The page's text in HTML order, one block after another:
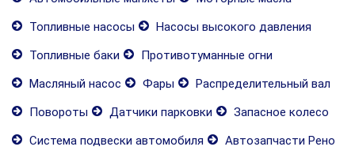
Топливные насосы
Насосы высокого давления
Топливные баки
Противотуманные огни
Масляный насос
Фары
Распределительный вал
Повороты
Датчики парковки
Запасное колесо
Система подвески автомобиля
Автозапчасти Рено